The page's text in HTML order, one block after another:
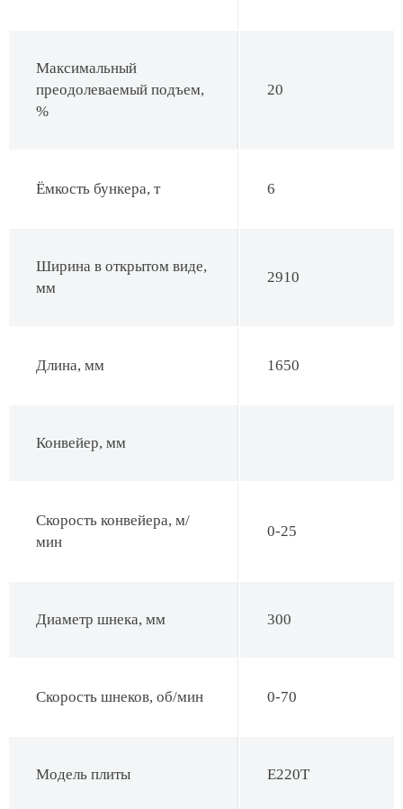
Максимальный
преодолеваемый подъем,
%
20
Ёмкость бункера, т 6
Ширина в открытом виде,
мм
2910
Длина, мм 1650
Конвейер, мм
Скорость конвейера, м/
мин
0-25
Диаметр шнека, мм 300
Скорость шнеков, об/мин 0-70
Модель плиты E220T